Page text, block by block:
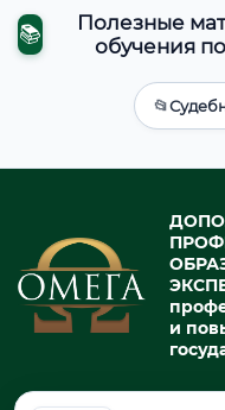
📚
Полезные
обучения
📂
и